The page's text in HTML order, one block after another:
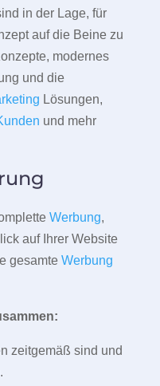
in der Lage, für
auf die Beine zu
modernes
und die
Lösungen,
und mehr
Werbung,
auf Ihrer Website
gesamte Werbung
zeitgemäß sind und